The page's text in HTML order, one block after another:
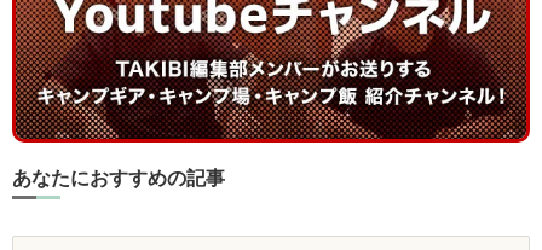
あなたにおすすめの記事